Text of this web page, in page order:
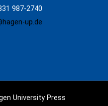
987-2740
up.de
University Press